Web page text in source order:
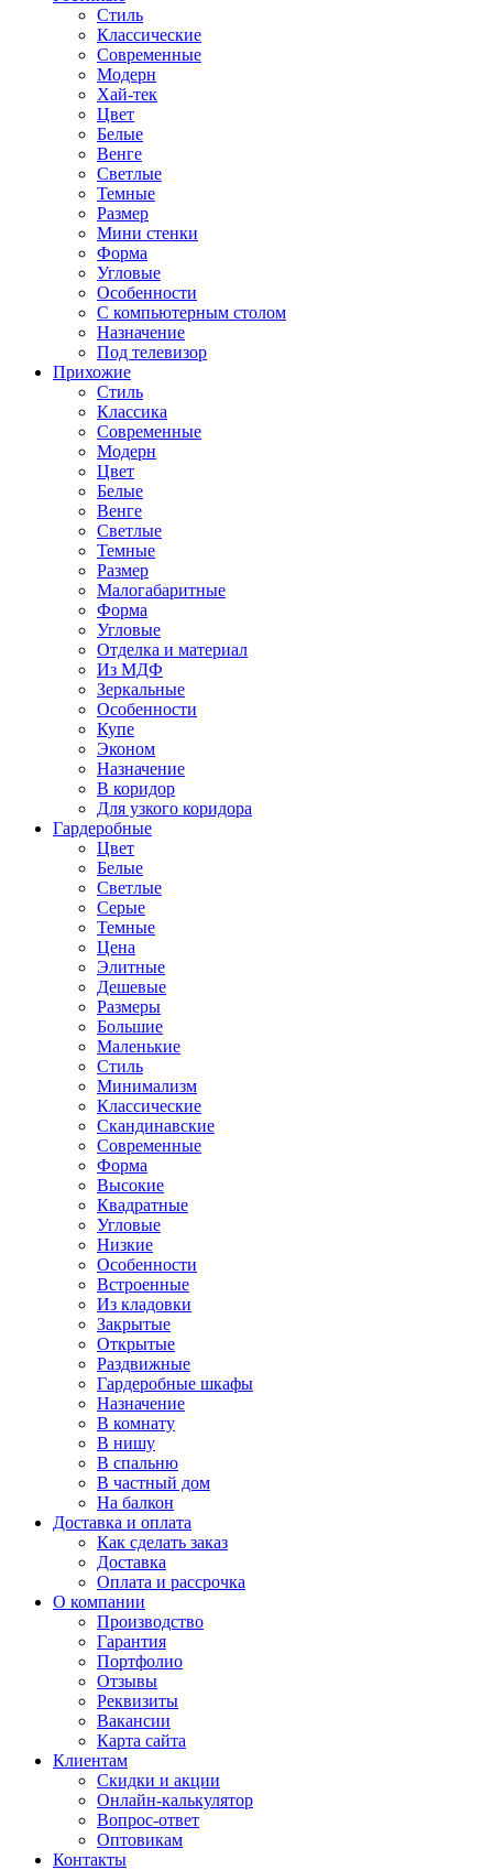
Стиль
Классические
Современные
Модерн
Хай-тек
Цвет
Белые
Венге
Светлые
Темные
Размер
Мини стенки
Форма
Угловые
Особенности
С компьютерным столом
Назначение
Под телевизор
Прихожие
Стиль
Классика
Современные
Модерн
Цвет
Белые
Венге
Светлые
Темные
Размер
Малогабаритные
Форма
Угловые
Отделка и материал
Из МДФ
Зеркальные
Особенности
Купе
Эконом
Назначение
В коридор
Для узкого коридора
Гардеробные
Цвет
Белые
Светлые
Серые
Темные
Цена
Элитные
Дешевые
Размеры
Большие
Маленькие
Стиль
Минимализм
Классические
Скандинавские
Современные
Форма
Высокие
Квадратные
Угловые
Низкие
Особенности
Встроенные
Из кладовки
Закрытые
Открытые
Раздвижные
Гардеробные шкафы
Назначение
В комнату
В нишу
В спальню
В частный дом
На балкон
Доставка и оплата
Как сделать заказ
Доставка
Оплата и рассрочка
О компании
Производство
Гарантия
Портфолио
Отзывы
Реквизиты
Вакансии
Карта сайта
Клиентам
Скидки и акции
Онлайн-калькулятор
Вопрос-ответ
Оптовикам
Контакты